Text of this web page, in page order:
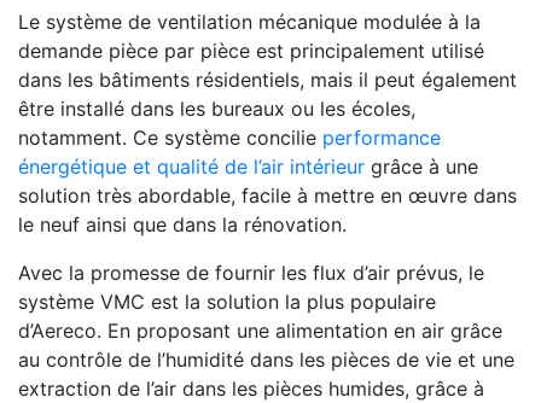
Le système de ventilation mécanique modulée à la
demande pièce par pièce est principalement utilisé
dans les bâtiments résidentiels, mais il peut également
être installé dans les bureaux ou les écoles,
notamment. Ce système concilie performance
énergétique et qualité de l’air intérieur grâce à une
solution très abordable, facile à mettre en œuvre dans
le neuf ainsi que dans la rénovation.
Avec la promesse de fournir les flux d’air prévus, le
système VMC est la solution la plus populaire
d’Aereco. En proposant une alimentation en air grâce
au contrôle de l’humidité dans les pièces de vie et une
extraction de l’air dans les pièces humides, grâce à